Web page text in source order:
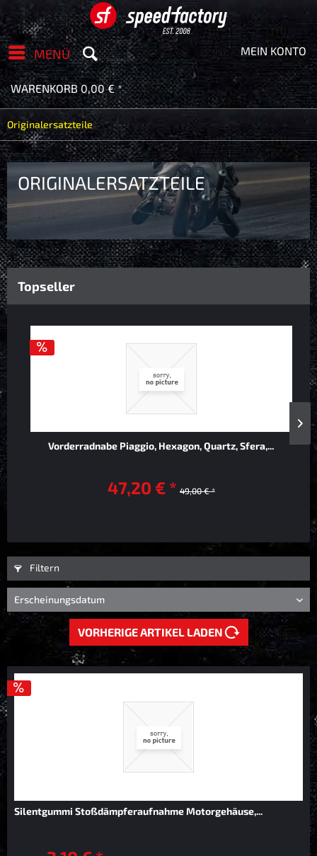
MENÜ MEIN KONTO
WARENKORB0,00 € *
Originalersatzteile
ORIGINALERSATZTEILE
Topseller
Vorderradnabe Piaggio, Hexagon, Quartz, Sfera,...
47,20 € * 49,00 € *
Filtern
VORHERIGE ARTIKEL LADEN
Silentgummi Stoßdämpferaufnahme Motorgehäuse,...